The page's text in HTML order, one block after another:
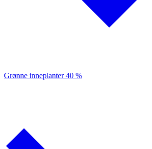
Grønne inneplanter40 %